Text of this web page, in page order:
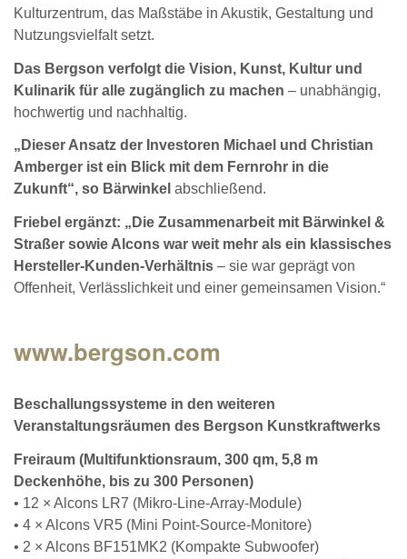
Kulturzentrum, das Maßstäbe in Akustik, Gestaltung und
Nutzungsvielfalt setzt.
Das Bergson verfolgt die Vision, Kunst, Kultur und
Kulinarik für alle zugänglich zu machen – unabhängig,
hochwertig und nachhaltig.
„Dieser Ansatz der Investoren Michael und Christian
Amberger ist ein Blick mit dem Fernrohr in die
Zukunft“, so Bärwinkel abschließend.
Friebel ergänzt: „Die Zusammenarbeit mit Bärwinkel &
Straßer sowie Alcons war weit mehr als ein klassisches
Hersteller-Kunden-Verhältnis – sie war geprägt von
Offenheit, Verlässlichkeit und einer gemeinsamen Vision.“
www.bergson.com
Beschallungssysteme in den weiteren
Veranstaltungsräumen des Bergson Kunstkraftwerks
Freiraum (Multifunktionsraum, 300 qm, 5,8 m
Deckenhöhe, bis zu 300 Personen)
• 12 × Alcons LR7 (Mikro-Line-Array-Module)
• 4 × Alcons VR5 (Mini Point-Source-Monitore)
• 2 × Alcons BF151MK2 (Kompakte Subwoofer)